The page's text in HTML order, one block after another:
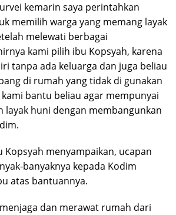
kemarin saya perintahkan
memilih warga yang memang layak
melewati berbagai
kami pilih ibu Kopsyah, karena
tanpa ada keluarga dan juga beliau
di rumah yang tidak di gunakan
bantu beliau agar mempunyai
layak huni dengan membangunkan
Kopsyah menyampaikan, ucapan
banyaknya kepada Kodim
atas bantuannya.
dan merawat rumah dari